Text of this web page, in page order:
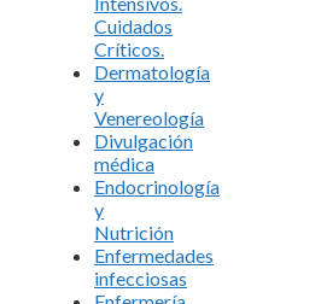
Cuidados
Críticos.
Dermatología
y
Venereología
Divulgación
médica
Endocrinología
y
Nutrición
Enfermedades
infecciosas